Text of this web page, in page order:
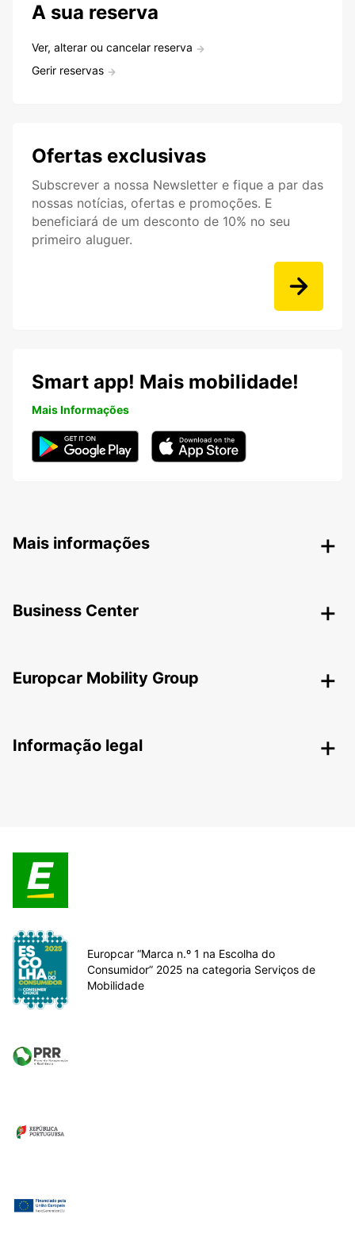
A sua reserva
Ver, alterar ou cancelar reserva
Gerir reservas
Ofertas exclusivas
Subscrever a nossa Newsletter e fique a par das
nossas notícias, ofertas e promoções. E
beneficiará de um desconto de 10% no seu
primeiro aluguer.
Smart app! Mais mobilidade!
Mais Informações
Mais informações
Business Center
Europcar Mobility Group
Informação legal
Europcar “Marca n.º 1 na Escolha do
Consumidor” 2025 na categoria Serviços de
Mobilidade